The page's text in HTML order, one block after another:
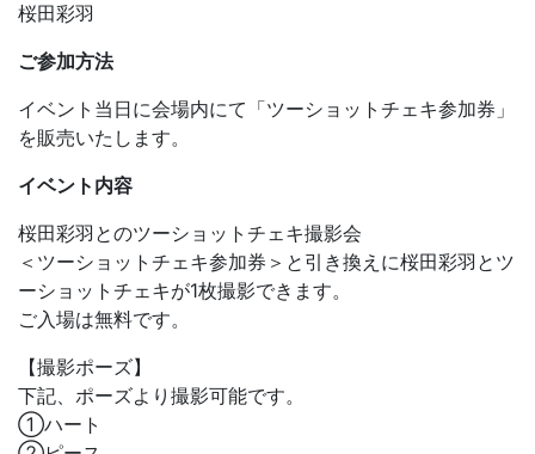
桜田彩羽
ご参加方法
イベント当日に会場内にて「ツーショットチェキ参加券」
を販売いたします。
イベント内容
桜田彩羽とのツーショットチェキ撮影会
＜ツーショットチェキ参加券＞と引き換えに桜田彩羽とツ
ーショットチェキが1枚撮影できます。
ご入場は無料です。
【撮影ポーズ】
下記、ポーズより撮影可能です。
①ハート